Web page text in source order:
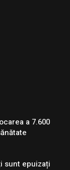
a 7.600
sunt epuizați